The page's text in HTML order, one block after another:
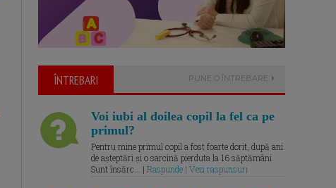
ÎNTREBARI PUNE O ÎNTREBARE
Voi iubi al doilea copil la fel ca pe
primul?
Pentru mine primul copil a fost foarte dorit, după ani
de așteptări și o sarcină pierduta la 16 săptămâni.
Sunt însărc... | Raspunde | Vezi raspunsuri